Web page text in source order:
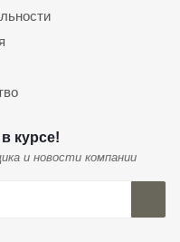
курсе!
и новости компании